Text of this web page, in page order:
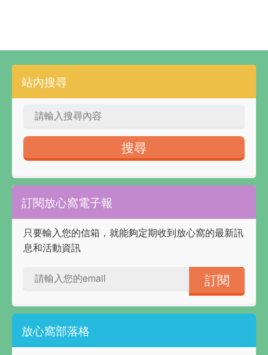
站內搜尋
訂閱放心窩電子報
只要輸入您的信箱，就能夠定期收到放心窩的最新訊
息和活動資訊
放心窩部落格